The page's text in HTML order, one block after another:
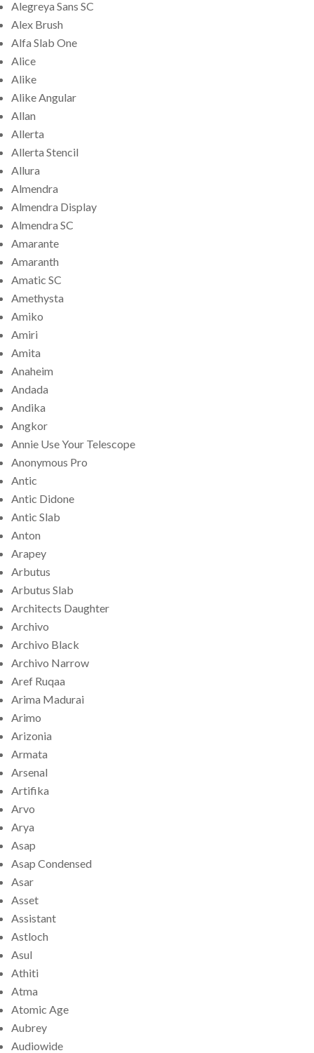
Alegreya Sans SC
Alex Brush
Alfa Slab One
Alice
Alike
Alike Angular
Allan
Allerta
Allerta Stencil
Allura
Almendra
Almendra Display
Almendra SC
Amarante
Amaranth
Amatic SC
Amethysta
Amiko
Amiri
Amita
Anaheim
Andada
Andika
Angkor
Annie Use Your Telescope
Anonymous Pro
Antic
Antic Didone
Antic Slab
Anton
Arapey
Arbutus
Arbutus Slab
Architects Daughter
Archivo
Archivo Black
Archivo Narrow
Aref Ruqaa
Arima Madurai
Arimo
Arizonia
Armata
Arsenal
Artifika
Arvo
Arya
Asap
Asap Condensed
Asar
Asset
Assistant
Astloch
Asul
Athiti
Atma
Atomic Age
Aubrey
Audiowide